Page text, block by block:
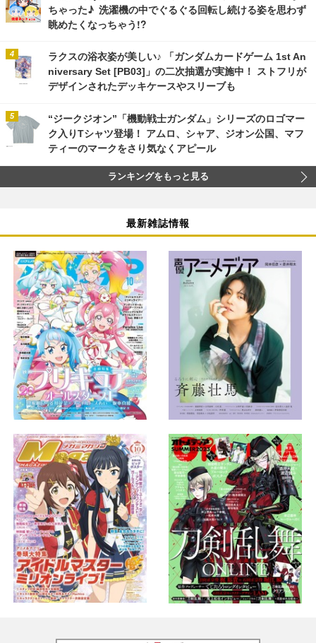
ちゃった♪ 洗濯機の中でぐるぐる回転し続ける姿を思わず
眺めたくなっちゃう!?
ラクスの浴衣姿が美しい♪ 「ガンダムカードゲーム 1st An
niversary Set [PB03]」の二次抽選が実施中！ ストフリが
デザインされたデッキケースやスリーブも
“ジークジオン”「機動戦士ガンダム」シリーズのロゴマー
ク入りTシャツ登場！ アムロ、シャア、ジオン公国、マフ
ティーのマークをさり気なくアピール
ランキングをもっと見る
最新雑誌情報